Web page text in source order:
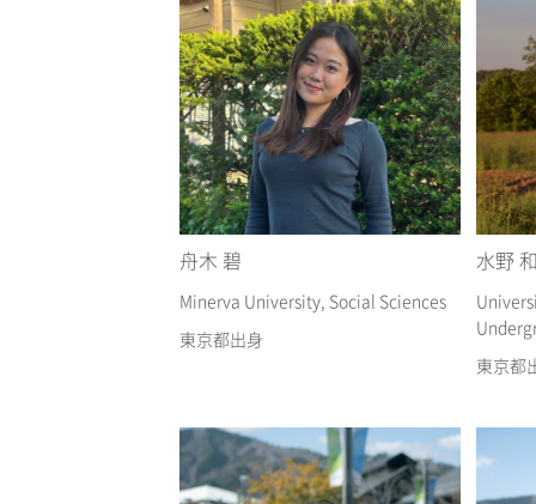
舟木 碧
Minerva University, Social Sciences
東京都出身
水野
東京都